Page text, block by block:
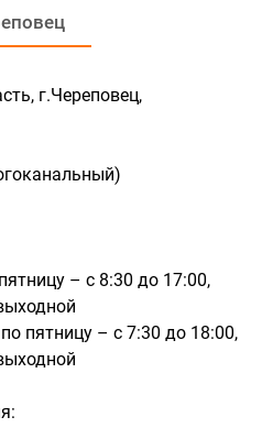
г.Череповец,
– c 8:30 до 17:00,
пятницу – c 7:30 до 18:00,